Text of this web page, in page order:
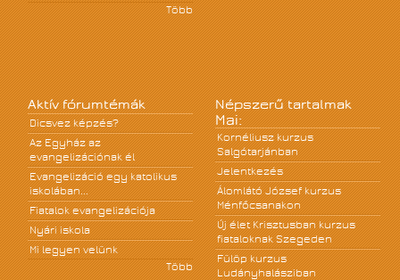
Több
Aktív fórumtémák
Dicsvez képzés?
Az Egyház az
evangelizációnak él
Evangelizáció egy katolikus
iskolában...
Fiatalok evangelizációja
Nyári iskola
Mi legyen velünk
Több
Népszerű tartalmak
Mai:
Kornéliusz kurzus
Salgótarjánban
Jelentkezés
Álomlátó József kurzus
Ménfőcsanakon
Új élet Krisztusban kurzus
fiataloknak Szegeden
Fülöp kurzus
Ludányhalásziban